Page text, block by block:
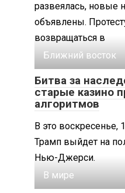
развеялась, новые
объявлены.
возвращаться в
Ближний восток
Битва за
старые казино
алгоритмов
В это воскресенье,
Трамп выйдет на
Нью-Джерси.
В мире